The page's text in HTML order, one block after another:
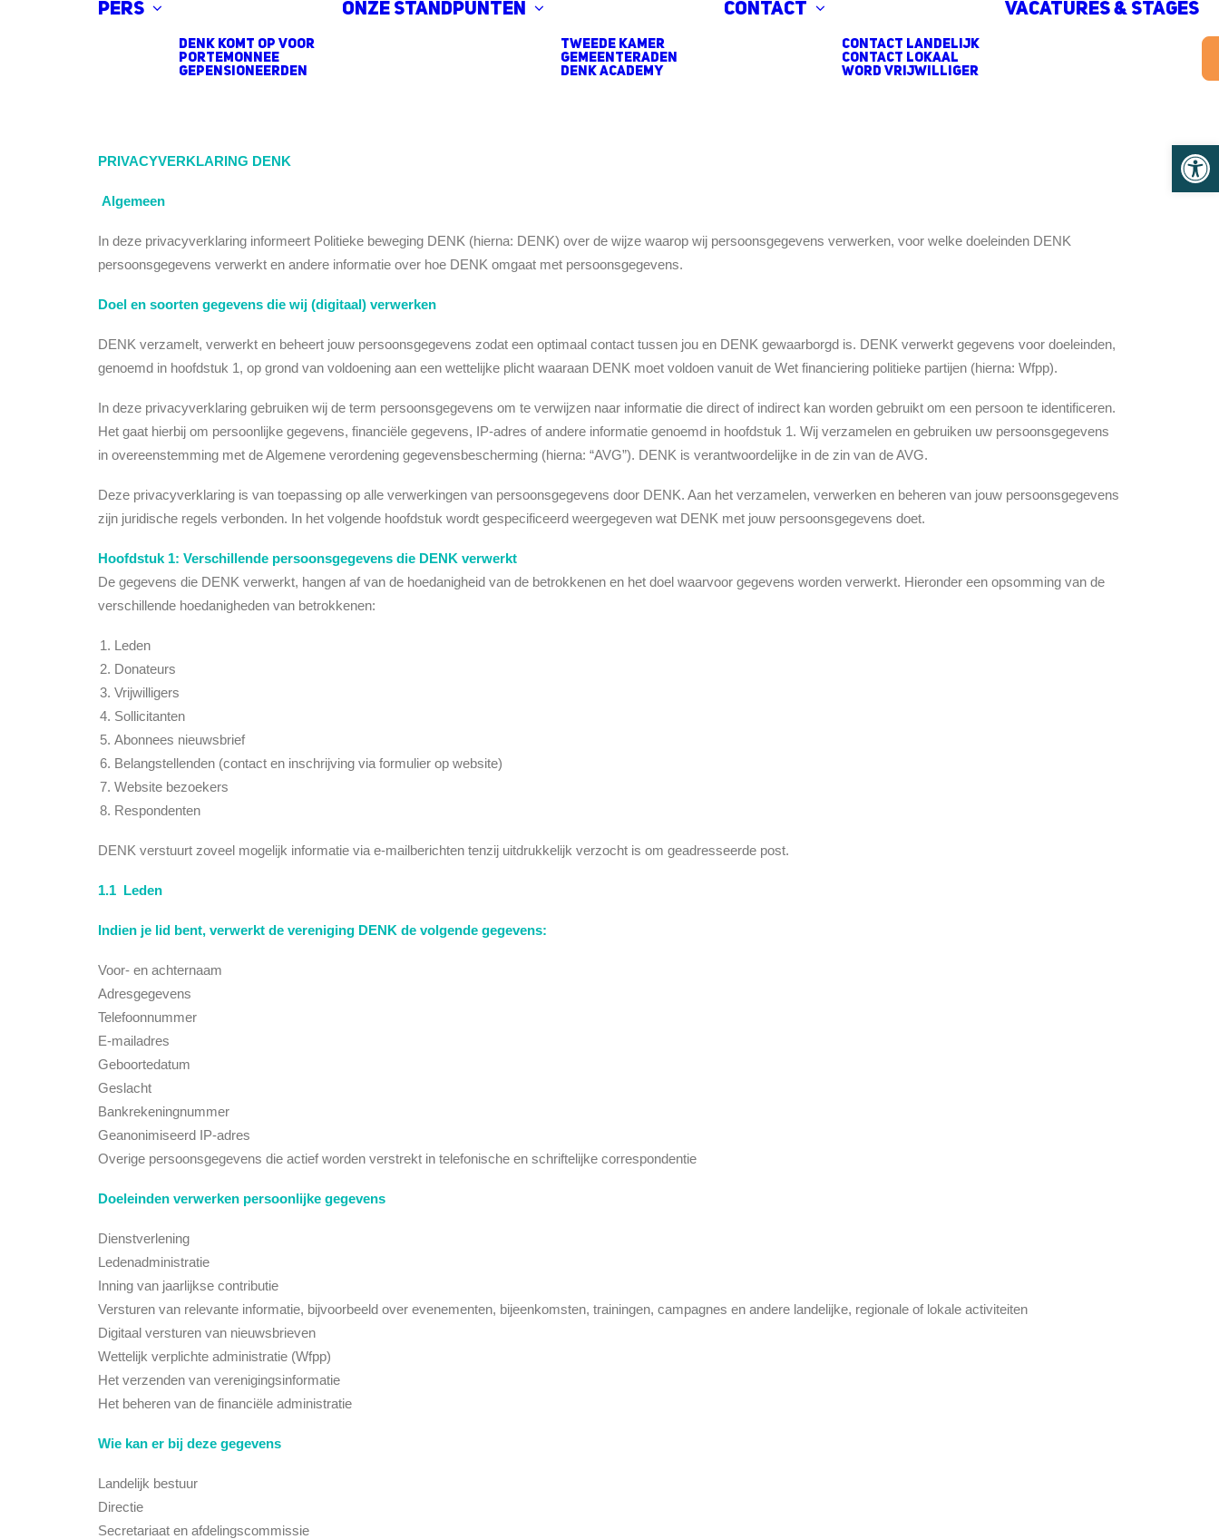
Pers
DENK komt op voor
portemonnee
gepensioneerden
Onze standpunten
Tweede Kamer
Gemeenteraden
DENK Academy
Contact
contact landelijk
contact lokaal
Word vrijwilliger
Vacatures & stages
PRIVACYVERKLARING DENK
Algemeen
In deze privacyverklaring informeert Politieke beweging DENK (hierna: DENK) over de wijze waarop wij persoonsgegevens verwerken, voor welke doeleinden DENK
persoonsgegevens verwerkt en andere informatie over hoe DENK omgaat met persoonsgegevens.
Doel en soorten gegevens die wij (digitaal) verwerken
DENK verzamelt, verwerkt en beheert jouw persoonsgegevens zodat een optimaal contact tussen jou en DENK gewaarborgd is. DENK verwerkt gegevens voor doeleinden,
genoemd in hoofdstuk 1, op grond van voldoening aan een wettelijke plicht waaraan DENK moet voldoen vanuit de Wet financiering politieke partijen (hierna: Wfpp).
In deze privacyverklaring gebruiken wij de term persoonsgegevens om te verwijzen naar informatie die direct of indirect kan worden gebruikt om een persoon te identificeren.
Het gaat hierbij om persoonlijke gegevens, financiële gegevens, IP-adres of andere informatie genoemd in hoofdstuk 1. Wij verzamelen en gebruiken uw persoonsgegevens
in overeenstemming met de Algemene verordening gegevensbescherming (hierna: “AVG”). DENK is verantwoordelijke in de zin van de AVG.
Deze privacyverklaring is van toepassing op alle verwerkingen van persoonsgegevens door DENK. Aan het verzamelen, verwerken en beheren van jouw persoonsgegevens
zijn juridische regels verbonden. In het volgende hoofdstuk wordt gespecificeerd weergegeven wat DENK met jouw persoonsgegevens doet.
Hoofdstuk 1: Verschillende persoonsgegevens die DENK verwerkt
De gegevens die DENK verwerkt, hangen af van de hoedanigheid van de betrokkenen en het doel waarvoor gegevens worden verwerkt. Hieronder een opsomming van de
verschillende hoedanigheden van betrokkenen:
Leden
Donateurs
Vrijwilligers
Sollicitanten
Abonnees nieuwsbrief
Belangstellenden (contact en inschrijving via formulier op website)
Website bezoekers
Respondenten
DENK verstuurt zoveel mogelijk informatie via e-mailberichten tenzij uitdrukkelijk verzocht is om geadresseerde post.
1.1 Leden
Indien je lid bent, verwerkt de vereniging DENK de volgende gegevens:
Voor- en achternaam
Adresgegevens
Telefoonnummer
E-mailadres
Geboortedatum
Geslacht
Bankrekeningnummer
Geanonimiseerd IP-adres
Overige persoonsgegevens die actief worden verstrekt in telefonische en schriftelijke correspondentie
Doeleinden verwerken persoonlijke gegevens
Dienstverlening
Ledenadministratie
Inning van jaarlijkse contributie
Versturen van relevante informatie, bijvoorbeeld over evenementen, bijeenkomsten, trainingen, campagnes en andere landelijke, regionale of lokale activiteiten
Digitaal versturen van nieuwsbrieven
Wettelijk verplichte administratie (Wfpp)
Het verzenden van verenigingsinformatie
Het beheren van de financiële administratie
Wie kan er bij deze gegevens
Landelijk bestuur
Directie
Secretariaat en afdelingscommissie